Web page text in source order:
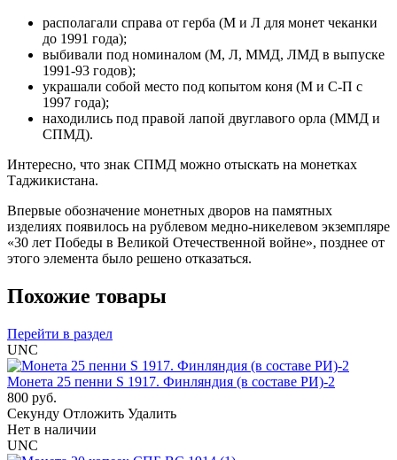
располагали справа от герба (М и Л для монет чеканки
до 1991 года);
выбивали под номиналом (М, Л, ММД, ЛМД в выпуске
1991-93 годов);
украшали собой место под копытом коня (М и С-П с
1997 года);
находились под правой лапой двуглавого орла (ММД и
СПМД).
Интересно, что знак СПМД можно отыскать на монетках
Таджикистана.
Впервые обозначение монетных дворов на памятных
изделиях появилось на рублевом медно-никелевом экземпляре
«30 лет Победы в Великой Отечественной войне», позднее от
этого элемента было решено отказаться.
Похожие товары
Перейти в раздел
UNC
Монета 25 пенни S 1917. Финляндия (в составе РИ)-2
800 руб.
Cекунду Отложить Удалить
Нет в наличии
UNC